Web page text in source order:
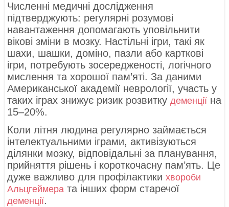
Численні медичні дослідження
підтверджують: регулярні розумові
навантаження допомагають уповільнити
вікові зміни в мозку. Настільні ігри, такі як
шахи, шашки, доміно, пазли або карткові
ігри, потребують зосередженості, логічного
мислення та хорошої пам’яті. За даними
Американської академії неврології, участь у
таких іграх знижує ризик розвитку деменції на
15–20%.
Коли літня людина регулярно займається
інтелектуальними іграми, активізуються
ділянки мозку, відповідальні за планування,
прийняття рішень і короткочасну пам’ять. Це
дуже важливо для профілактикихвороби
Альцгеймера та інших форм старечої
деменції.